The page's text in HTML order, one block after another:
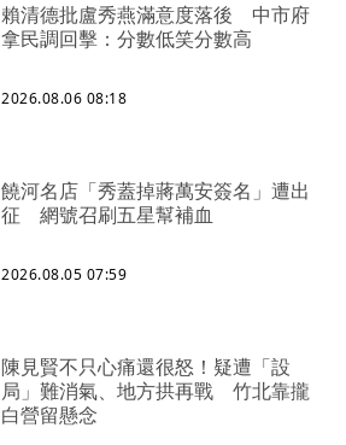
賴清德批盧秀燕滿意度落後 中市府
拿民調回擊：分數低笑分數高
2026.08.06 08:18
饒河名店「秀蓋掉蔣萬安簽名」遭出
征 網號召刷五星幫補血
2026.08.05 07:59
陳見賢不只心痛還很怒！疑遭「設
局」難消氣、地方拱再戰 竹北靠攏
白營留懸念